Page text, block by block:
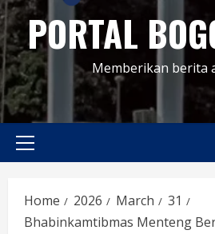
PORTAL
Memberikan berita
Primary
Home 2026 March
31
Bhabinkamtibmas Menteng